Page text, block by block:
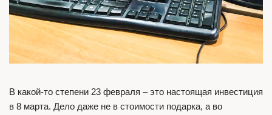
В какой-то степени 23 февраля – это настоящая инвестиция
в 8 марта. Дело даже не в стоимости подарка, а во